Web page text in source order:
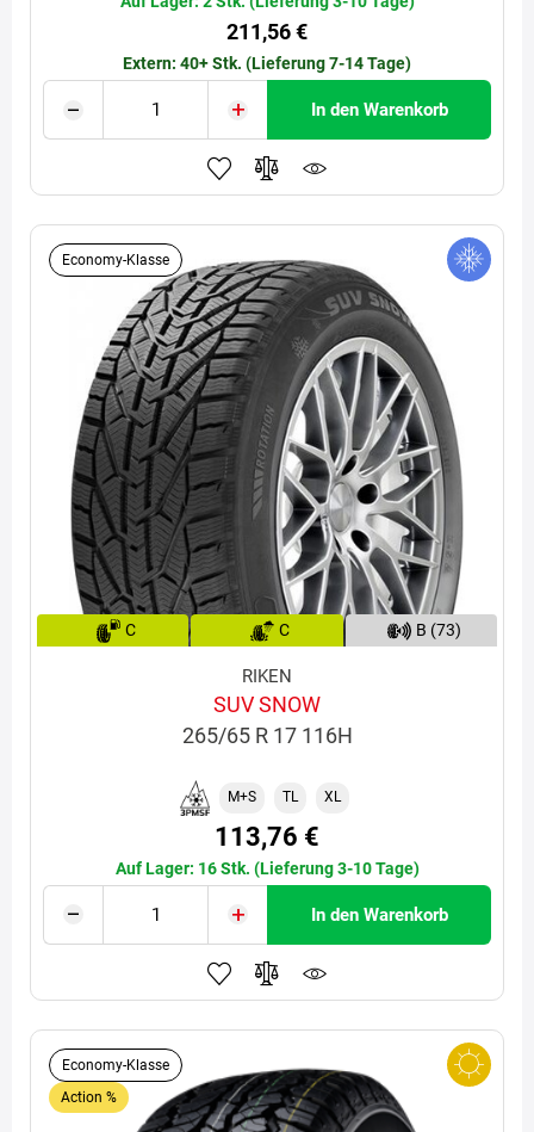
211,56 €
Extern: 40+ Stk. (Lieferung 7-14 Tage)
In den Warenkorb
Economy-Klasse
C C B (73)
RIKEN
SUV SNOW
265/65 R 17 116H
M+S TL XL
113,76 €
Auf Lager: 16 Stk. (Lieferung 3-10 Tage)
In den Warenkorb
Economy-Klasse
Action %